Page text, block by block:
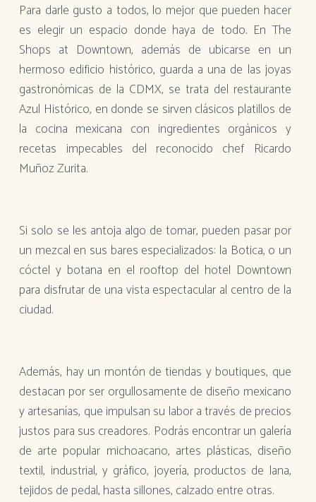
Para darle gusto a todos, lo mejor que pueden hacer
es elegir un espacio donde haya de todo. En The
Shops at Downtown, además de ubicarse en un
hermoso edificio histórico, guarda a una de las joyas
gastronómicas de la CDMX, se trata del restaurante
Azul Histórico, en donde se sirven clásicos platillos de
la cocina mexicana con ingredientes orgánicos y
recetas impecables del reconocido chef Ricardo
Muñoz Zurita.
Si solo se les antoja algo de tomar, pueden pasar por
un mezcal en sus bares especializados: la Botica, o un
cóctel y botana en el rooftop del hotel Downtown
para disfrutar de una vista espectacular al centro de la
ciudad.
Además, hay un montón de tiendas y boutiques, que
destacan por ser orgullosamente de diseño mexicano
y artesanías, que impulsan su labor a través de precios
justos para sus creadores. Podrás encontrar un galería
de arte popular michoacano, artes plásticas, diseño
textil, industrial, y gráfico, joyería, productos de lana,
tejidos de pedal, hasta sillones, calzado entre otras.